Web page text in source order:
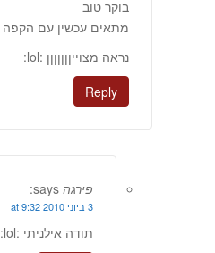
בוקר טוב
מתאים עכשין עם הקפה
נראה מצוייןןןןןןן :lol:
Reply
פירגה says:
3 ביוני 2010 at 9:32
תודה אילניתי :lol: